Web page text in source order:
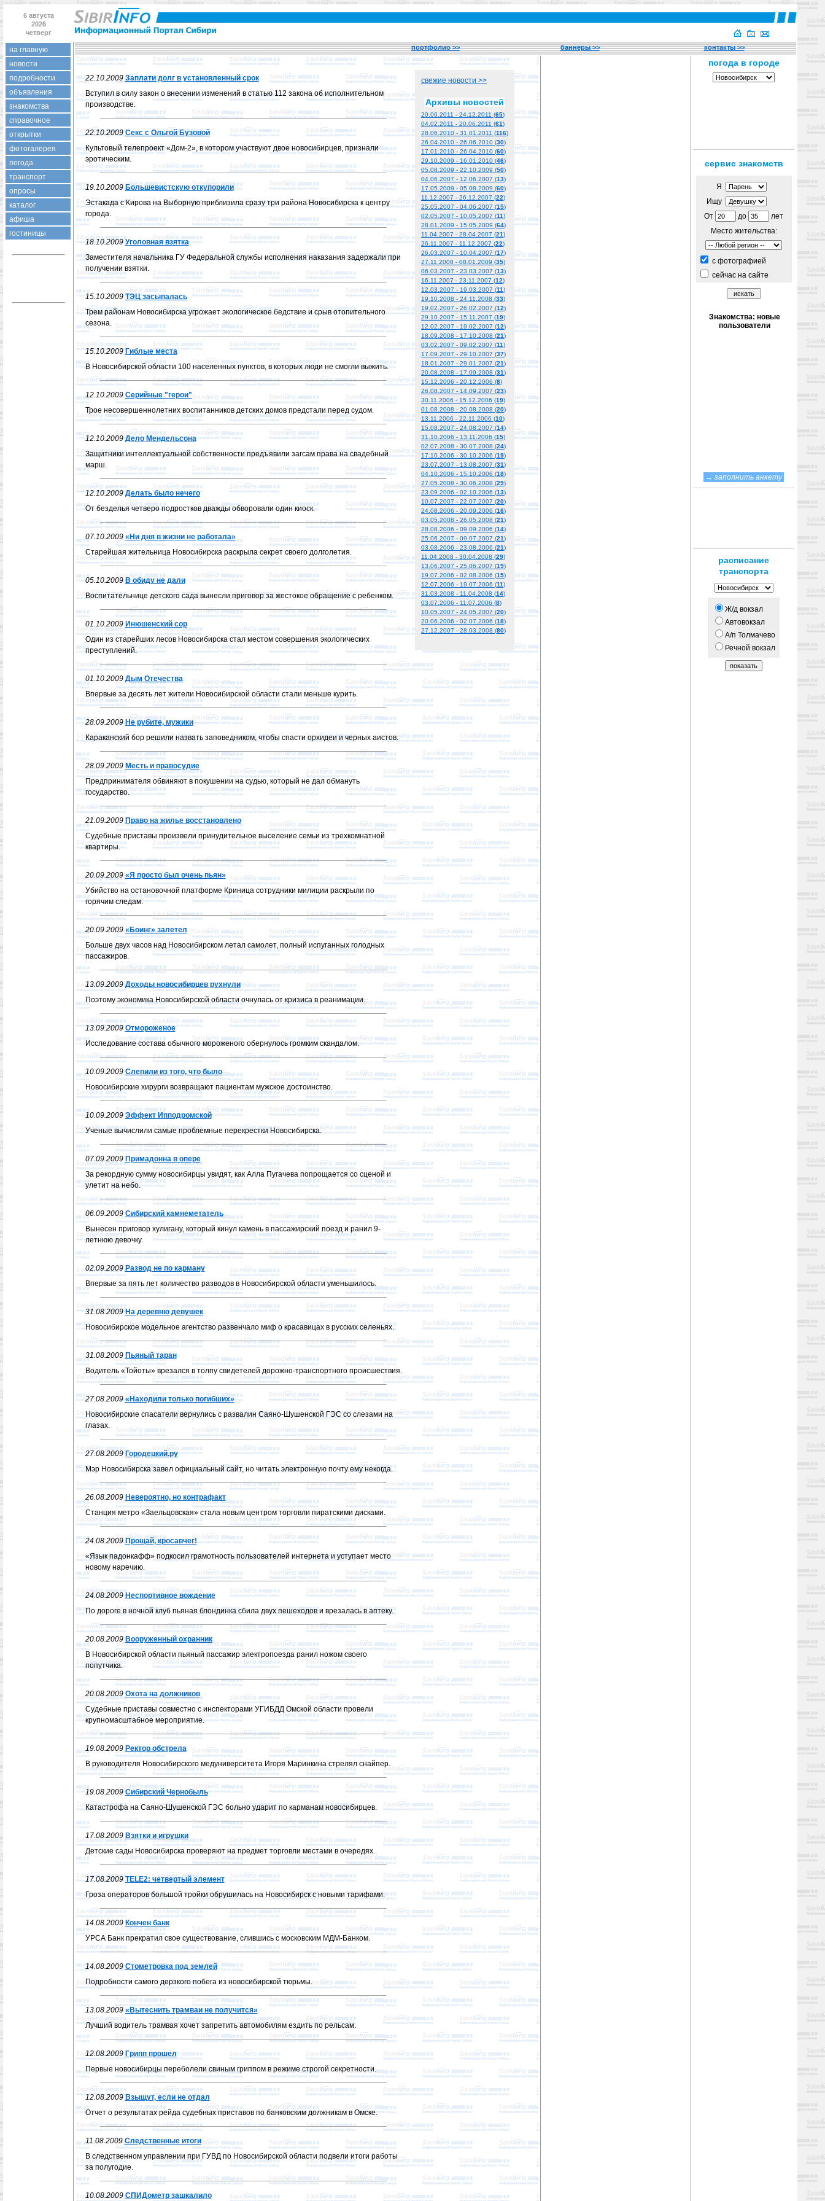
6 августа
2026
четверг
на главную
новости
подробности
объявления
знакомства
справочное
открытки
фотогалерея
погода
транспорт
опросы
каталог
афиша
гостиницы
портфолио >> баннеры >> контакты >>
22.10.2009 Заплати долг в установленный срок
Вступил в силу закон о внесении изменений в статью 112 закона об исполнительном
производстве.
22.10.2009 Секс с Ольгой Бузовой
Культовый телепроект «Дом-2», в котором участвуют двое новосибирцев, признали
эротическим.
19.10.2009 Большевистскую откупорили
Эстакада с Кирова на Выборную приблизила сразу три района Новосибирска к центру
города.
18.10.2009 Уголовная взятка
Заместителя начальника ГУ Федеральной службы исполнения наказания задержали при
получении взятки.
15.10.2009 ТЭЦ засыпалась
Трем районам Новосибирска угрожает экологическое бедствие и срыв отопительного
сезона.
15.10.2009 Гиблые места
В Новосибирской области 100 населенных пунктов, в которых люди не смогли выжить.
12.10.2009 Серийные "герои"
Трое несовершеннолетних воспитанников детских домов предстали перед судом.
12.10.2009 Дело Мендельсона
Защитники интеллектуальной собственности предъявили загсам права на свадебный
марш.
12.10.2009 Делать было нечего
От безделья четверо подростков дважды обворовали один киоск.
07.10.2009 «Ни дня в жизни не работала»
Старейшая жительница Новосибирска раскрыла секрет своего долголетия.
05.10.2009 В обиду не дали
Воспитательнице детского сада вынесли приговор за жестокое обращение с ребенком.
01.10.2009 Инюшенский сор
Один из старейших лесов Новосибирска стал местом совершения экологических
преступлений.
01.10.2009 Дым Отечества
Впервые за десять лет жители Новосибирской области стали меньше курить.
28.09.2009 Не рубите, мужики
Караканский бор решили назвать заповедником, чтобы спасти орхидеи и черных аистов.
28.09.2009 Месть и правосудие
Предпринимателя обвиняют в покушении на судью, который не дал обмануть
государство.
21.09.2009 Право на жилье восстановлено
Судебные приставы произвели принудительное выселение семьи из трехкомнатной
квартиры.
20.09.2009 «Я просто был очень пьян»
Убийство на остановочной платформе Криница сотрудники милиции раскрыли по
горячим следам.
20.09.2009 «Боинг» залетел
Больше двух часов над Новосибирском летал самолет, полный испуганных голодных
пассажиров.
13.09.2009 Доходы новосибирцев рухнули
Поэтому экономика Новосибирской области очнулась от кризиса в реанимации.
13.09.2009 Отмороженое
Исследование состава обычного мороженого обернулось громким скандалом.
10.09.2009 Слепили из того, что было
Новосибирские хирурги возвращают пациентам мужское достоинство.
10.09.2009 Эффект Ипподромской
Ученые вычислили самые проблемные перекрестки Новосибирска.
07.09.2009 Примадонна в опере
За рекордную сумму новосибирцы увидят, как Алла Пугачева попрощается со сценой и
улетит на небо.
06.09.2009 Сибирский камнеметатель
Вынесен приговор хулигану, который кинул камень в пассажирский поезд и ранил 9-
летнюю девочку.
02.09.2009 Развод не по карману
Впервые за пять лет количество разводов в Новосибирской области уменьшилось.
31.08.2009 На деревню девушек
Новосибирское модельное агентство развенчало миф о красавицах в русских селеньях.
31.08.2009 Пьяный таран
Водитель «Тойоты» врезался в толпу свидетелей дорожно-транспортного происшествия.
27.08.2009 «Находили только погибших»
Новосибирские спасатели вернулись с развалин Саяно-Шушенской ГЭС со слезами на
глазах.
27.08.2009 Городецкий.ру
Мэр Новосибирска завел официальный сайт, но читать электронную почту ему некогда.
26.08.2009 Невероятно, но контрафакт
Станция метро «Заельцовская» стала новым центром торговли пиратскими дисками.
24.08.2009 Прощай, кросавчег!
«Язык падонкафф» подкосил грамотность пользователей интернета и уступает место
новому наречию.
24.08.2009 Неспортивное вождение
По дороге в ночной клуб пьяная блондинка сбила двух пешеходов и врезалась в аптеку.
20.08.2009 Вооруженный охранник
В Новосибирской области пьяный пассажир электропоезда ранил ножом своего
попутчика.
20.08.2009 Охота на должников
Судебные приставы совместно с инспекторами УГИБДД Омской области провели
крупномасштабное мероприятие.
19.08.2009 Ректор обстрела
В руководителя Новосибирского медуниверситета Игоря Маринкина стрелял снайпер.
19.08.2009 Сибирский Чернобыль
Катастрофа на Саяно-Шушенской ГЭС больно ударит по карманам новосибирцев.
17.08.2009 Взятки и игрушки
Детские сады Новосибирска проверяют на предмет торговли местами в очередях.
17.08.2009 TELE2: четвертый элемент
Гроза операторов большой тройки обрушилась на Новосибирск с новыми тарифами.
14.08.2009 Кончен банк
УРСА Банк прекратил свое существование, слившись с московским МДМ-Банком.
14.08.2009 Стометровка под землей
Подробности самого дерзкого побега из новосибирской тюрьмы.
13.08.2009 «Вытеснить трамваи не получится»
Лучший водитель трамвая хочет запретить автомобилям ездить по рельсам.
12.08.2009 Грипп прошел
Первые новосибирцы переболели свиным гриппом в режиме строгой секретности.
12.08.2009 Взыщут, если не отдал
Отчет о результатах рейда судебных приставов по банковским должникам в Омске.
11.08.2009 Следственные итоги
В следственном управлении при ГУВД по Новосибирской области подвели итоги работы
за полугодие.
10.08.2009 СПИДометр зашкалило
свежие новости >>
Архивы новостей
20.06.2011 - 24.12.2011 (65)
04.02.2011 - 20.06.2011 (61)
28.06.2010 - 31.01.2011 (116)
26.04.2010 - 26.06.2010 (30)
17.01.2010 - 26.04.2010 (60)
29.10.2009 - 16.01.2010 (46)
05.08.2009 - 22.10.2009 (50)
04.06.2007 - 12.06.2007 (13)
17.05.2009 - 05.08.2009 (60)
11.12.2007 - 26.12.2007 (22)
25.05.2007 - 04.06.2007 (15)
02.05.2007 - 10.05.2007 (11)
28.01.2009 - 15.05.2009 (64)
11.04.2007 - 28.04.2007 (21)
26.11.2007 - 11.12.2007 (22)
26.03.2007 - 10.04.2007 (17)
27.11.2008 - 08.01.2009 (35)
06.03.2007 - 23.03.2007 (13)
16.11.2007 - 23.11.2007 (12)
12.03.2007 - 19.03.2007 (11)
19.10.2008 - 24.11.2008 (33)
19.02.2007 - 26.02.2007 (12)
29.10.2007 - 15.11.2007 (19)
12.02.2007 - 19.02.2007 (12)
18.09.2008 - 17.10.2008 (21)
03.02.2007 - 09.02.2007 (11)
17.09.2007 - 29.10.2007 (37)
18.01.2007 - 29.01.2007 (21)
20.08.2008 - 17.09.2008 (31)
15.12.2006 - 20.12.2006 (8)
26.08.2007 - 14.09.2007 (23)
30.11.2006 - 15.12.2006 (19)
01.08.2008 - 20.08.2008 (20)
13.11.2006 - 22.11.2006 (10)
15.08.2007 - 24.08.2007 (14)
31.10.2006 - 13.11.2006 (15)
02.07.2008 - 30.07.2008 (24)
17.10.2006 - 30.10.2006 (19)
23.07.2007 - 13.08.2007 (31)
04.10.2006 - 15.10.2006 (18)
27.05.2008 - 30.06.2008 (29)
23.09.2006 - 02.10.2006 (13)
10.07.2007 - 22.07.2007 (20)
24.08.2006 - 20.09.2006 (16)
03.05.2008 - 26.05.2008 (21)
28.08.2006 - 09.09.2006 (14)
25.06.2007 - 09.07.2007 (21)
03.08.2006 - 23.08.2006 (21)
11.04.2008 - 30.04.2008 (29)
13.06.2007 - 25.06.2007 (19)
19.07.2006 - 02.08.2006 (15)
12.07.2006 - 19.07.2006 (11)
31.03.2008 - 11.04.2008 (14)
03.07.2006 - 11.07.2006 (8)
10.05.2007 - 24.05.2007 (20)
20.06.2006 - 02.07.2006 (18)
27.12.2007 - 28.03.2008 (80)
сервис знакомств
Я
Ищу
От
до
лет
Место жительства:
c фотографией
сейчас на сайте
→ заполнить анкету
расписание
транспорта
Ж/д вокзал
Автовокзал
А/п Толмачево
Речной вокзал